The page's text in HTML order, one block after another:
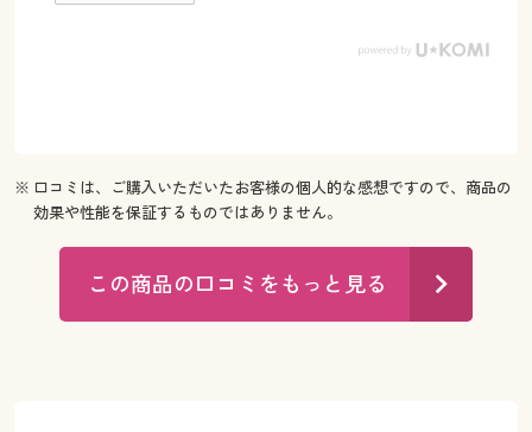
※ 口コミは、ご購入いただいたお客様の個人的な感想ですので、商品の
効果や性能を保証するものではありません。
この商品の口コミをもっと見る